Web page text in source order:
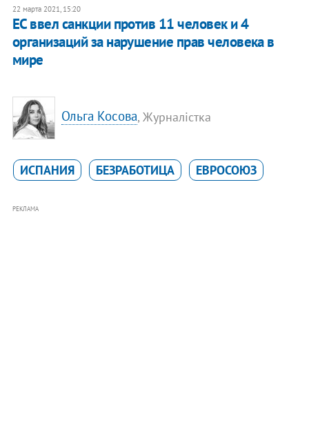
22 марта 2021, 15:20
ЕС ввел санкции против 11 человек и 4
организаций за нарушение прав человека в
мире
Ольга Косова, Журналістка
ИСПАНИЯ БЕЗРАБОТИЦА ЕВРОСОЮЗ
РЕКЛАМА